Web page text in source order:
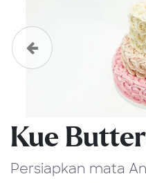
Previous
Kue
Persiapkan mata